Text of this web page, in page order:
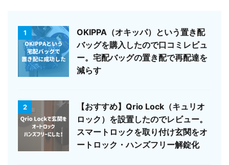
1
OKIPPA（オキッパ）という置き配
バッグを購入したので口コミレビュ
ー。宅配バッグの置き配で再配達を
減らす
2
【おすすめ】Qrio Lock（キュリオ
ロック）を設置したのでレビュー。
スマートロックを取り付け玄関をオ
ートロック・ハンズフリー解錠化